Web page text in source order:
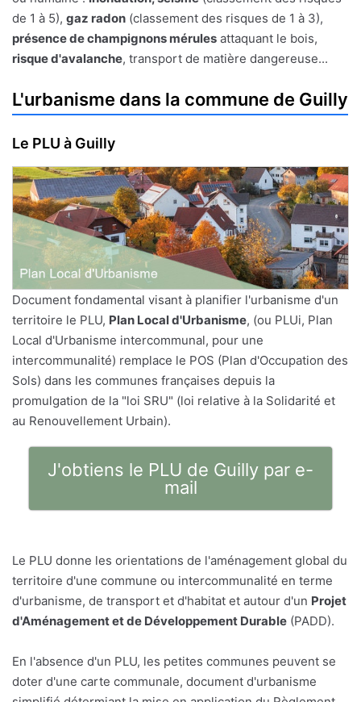
de 1 à 5), gaz radon (classement des risques de 1 à 3),
présence de champignons mérules attaquant le bois,
risque d'avalanche, transport de matière dangereuse...
L'urbanisme dans la commune de Guilly
Le PLU à Guilly
Document fondamental visant à planifier l'urbanisme d'un
territoire le PLU, Plan Local d'Urbanisme, (ou PLUi, Plan
Local d'Urbanisme intercommunal, pour une
intercommunalité) remplace le POS (Plan d'Occupation des
Sols) dans les communes françaises depuis la
promulgation de la "loi SRU" (loi relative à la Solidarité et
au Renouvellement Urbain).
J'obtiens le PLU de Guilly par e-
mail
Le PLU donne les orientations de l'aménagement global du
territoire d'une commune ou intercommunalité en terme
d'urbanisme, de transport et d'habitat et autour d'un Projet
d'Aménagement et de Développement Durable (PADD).
En l'absence d'un PLU, les petites communes peuvent se
doter d'une carte communale, document d'urbanisme